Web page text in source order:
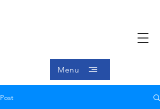
Menu
Post